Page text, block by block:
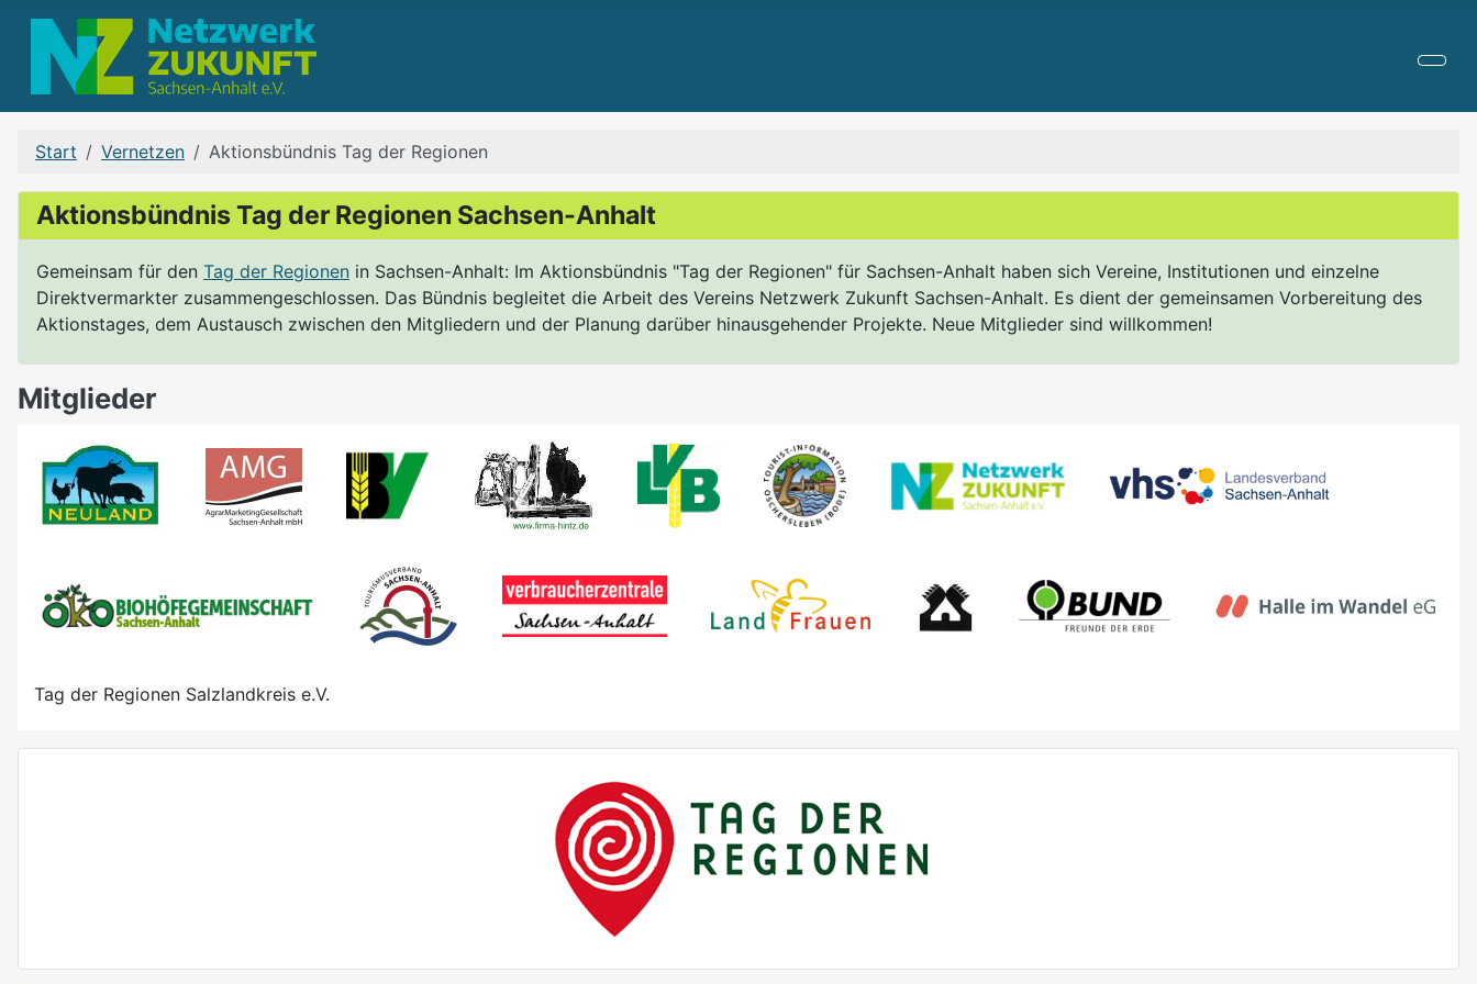
Start Vernetzen Aktionsbündnis Tag der Regionen
Aktionsbündnis Tag der Regionen Sachsen-Anhalt
Gemeinsam für den Tag der Regionen in Sachsen-Anhalt: Im Aktionsbündnis "Tag der Regionen" für Sachsen-Anhalt haben sich Vereine, Institutionen und einzelne
Direktvermarkter zusammengeschlossen. Das Bündnis begleitet die Arbeit des Vereins Netzwerk Zukunft Sachsen-Anhalt. Es dient der gemeinsamen Vorbereitung des
Aktionstages, dem Austausch zwischen den Mitgliedern und der Planung darüber hinausgehender Projekte. Neue Mitglieder sind willkommen!
Mitglieder
Tag der Regionen Salzlandkreis e.V.